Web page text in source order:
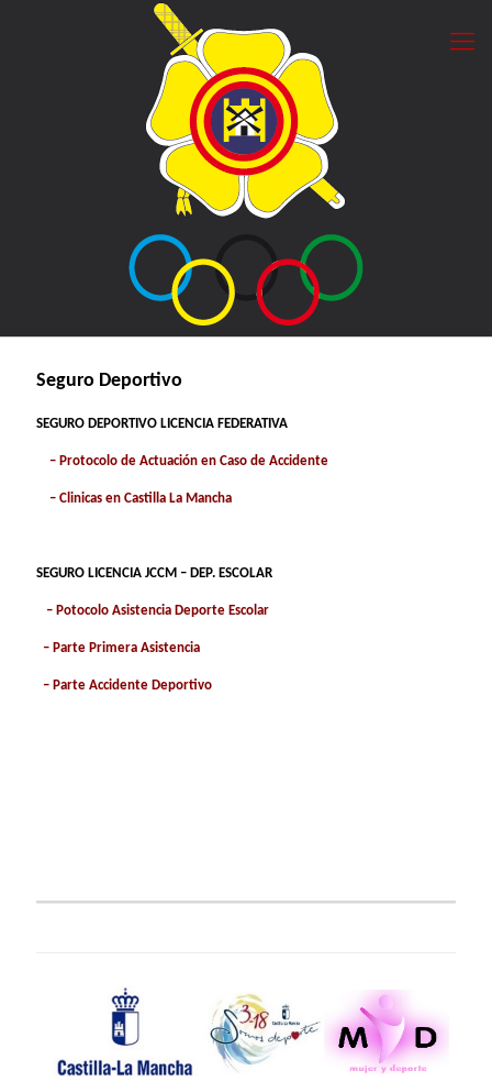
Seguro Deportivo
SEGURO DEPORTIVO LICENCIA FEDERATIVA
– Protocolo de Actuación en Caso de Accidente
– Clinicas en Castilla La Mancha
SEGURO LICENCIA JCCM – DEP. ESCOLAR
– Potocolo Asistencia Deporte Escolar
– Parte Primera Asistencia
– Parte Accidente Deportivo